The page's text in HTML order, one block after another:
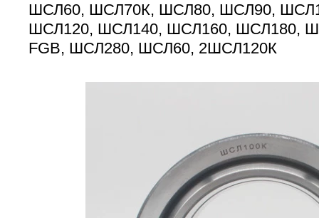
ШСЛ60, ШСЛ70К, ШСЛ80, ШСЛ90,
ШСЛ120, ШСЛ140, ШСЛ160, ШСЛ180,
FGB, ШСЛ280, ШСЛ60, 2ШСЛ120К